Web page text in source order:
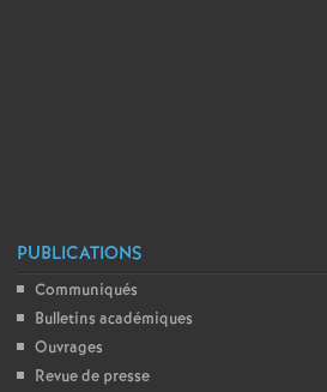
r
é
O
PUBLICATIONS
Communiqués
Bulletins académiques
Ouvrages
Revue de presse